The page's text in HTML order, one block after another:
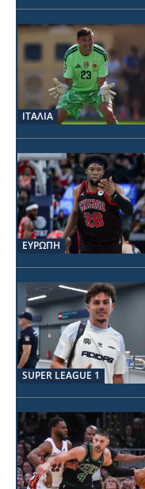
ΙΤΑΛΙΑ
ΕΥΡΩΠΗ
SUPER LEAGUE 1